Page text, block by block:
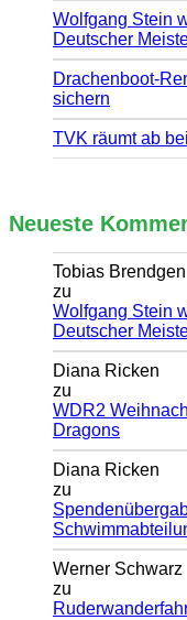
Wolfgang Stein
Deutscher
Drachenboot-
sichern
TVK räumt ab
Neueste
Tobias Brendgen
zu
Wolfgang Stein
Deutscher
Diana Ricken
zu
WDR2
Dragons
Diana Ricken
zu
Werner Schwarz
zu